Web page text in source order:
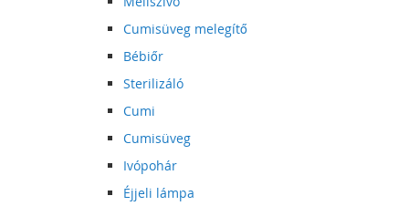
Cumisüveg melegítő
Bébiőr
Sterilizáló
Cumi
Cumisüveg
Ivópohár
Éjjeli lámpa